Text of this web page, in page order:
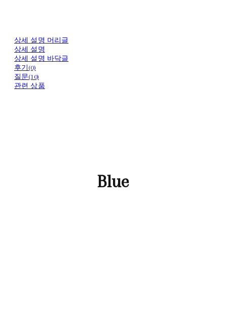
상세 설명 머리글
상세 설명
상세 설명 바닥글
후기(0)
질문(10)
관련 상품
Blue